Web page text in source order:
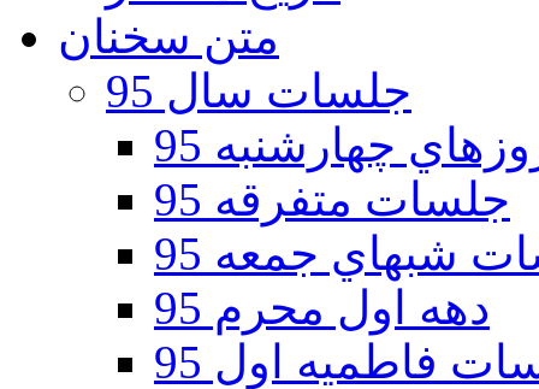
متن سخنان
جلسات سال 95
چهارشنبه 95
جلسات متفرقه 95
شبهاي جمعه 95
دهه اول محرم 95
فاطمیه اول 95